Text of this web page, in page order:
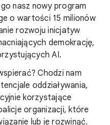
nasz nowy program
o wartości 15 milionów
rozwoju inicjatyw
demokrację,
AI.
Chodzi nam
oddziaływania,
korzystające
organizacji, które
lub je rozwinąć.